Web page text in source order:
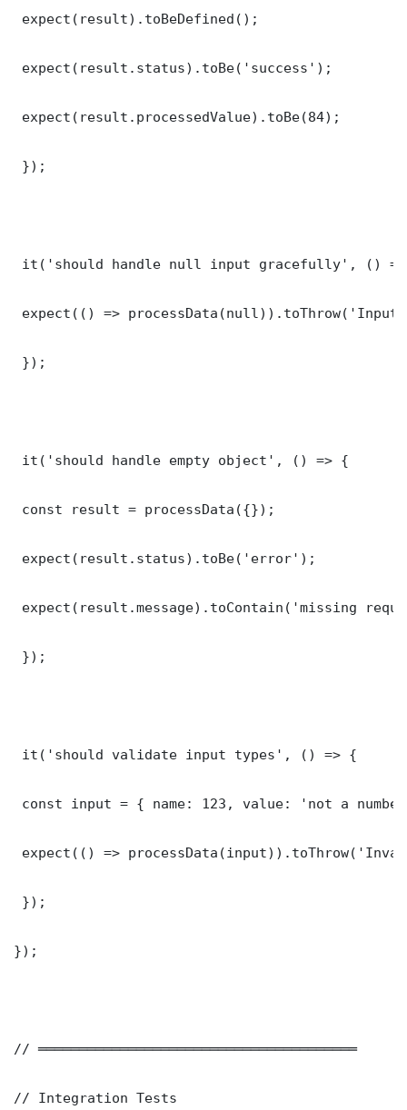
expect(result).toBeDefined();
expect(result.status).toBe('success');
expect(result.processedValue).toBe(84);
});
it('should handle null input gracefully', ()
expect(() =>
});
it('should handle empty object', () => {
const result = processData({});
expect(result.status).toBe('error');
expect(result.message).toContain('missing
});
it('should validate input types', () => {
const input = { name: 123, value: 'not a
expect(() =>
});
});
// ═══════════════════════════════════════
// Integration Tests